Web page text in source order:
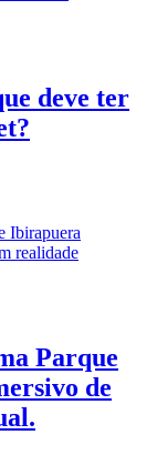
deve ter
Parque
de